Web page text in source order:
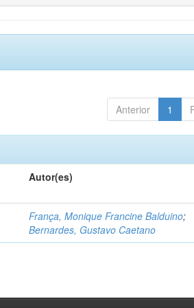
Anterior 1
Autor(es)
França, Monique Francine Balduino;
Bernardes, Gustavo Caetano